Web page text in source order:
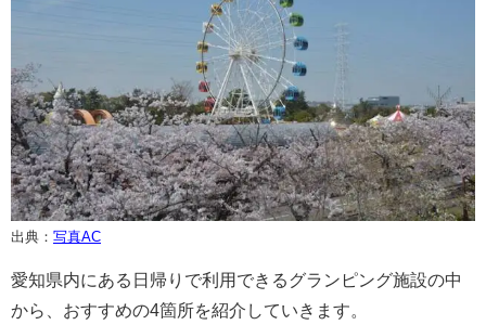
出典： 写真AC
愛知県内にある日帰りで利用できるグランピング施設の中
から、おすすめの4箇所を紹介していきます。